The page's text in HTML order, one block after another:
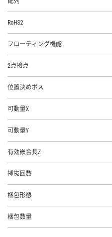
RoHS2
フローティング機能
2点接点
位置決めボス
可動量X
可動量Y
有効嵌合長Z
挿抜回数
梱包形態
梱包数量